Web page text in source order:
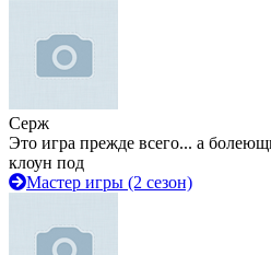
Серж
Это игра прежде всего... а
клоун под
Мастер игры (2 сезон)